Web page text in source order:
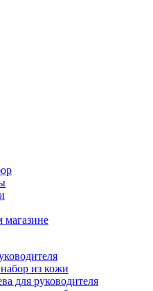
из кожи
для руководителя